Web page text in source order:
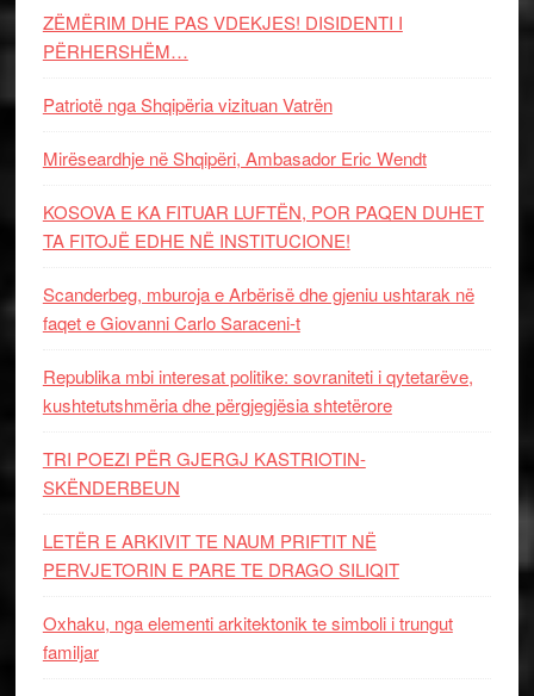
ZËMËRIM DHE PAS VDEKJES! DISIDENTI I
PËRHERSHËM…
Patriotë nga Shqipëria vizituan Vatrën
Mirëseardhje në Shqipëri, Ambasador Eric Wendt
KOSOVA E KA FITUAR LUFTËN, POR PAQEN DUHET
TA FITOJË EDHE NË INSTITUCIONE!
Scanderbeg, mburoja e Arbërisë dhe gjeniu ushtarak në
faqet e Giovanni Carlo Saraceni-t
Republika mbi interesat politike: sovraniteti i qytetarëve,
kushtetutshmëria dhe përgjegjësia shtetërore
TRI POEZI PËR GJERGJ KASTRIOTIN-
SKËNDERBEUN
LETËR E ARKIVIT TE NAUM PRIFTIT NË
PERVJETORIN E PARE TE DRAGO SILIQIT
Oxhaku, nga elementi arkitektonik te simboli i trungut
familjar